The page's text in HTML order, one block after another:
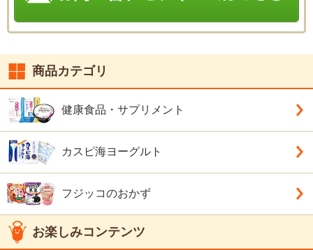
商品カテゴリ
健康食品・サプリメント
カスピ海ヨーグルト
フジッコのおかず
お楽しみコンテンツ